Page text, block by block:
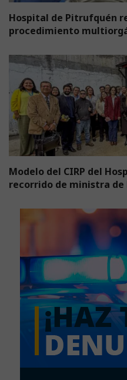
Hospital de Pitrufquén
procedimiento
Modelo del CIRP del
recorrido de ministra de